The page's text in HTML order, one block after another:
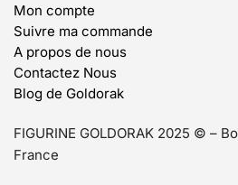
Mon compte
Suivre ma commande
A propos de nous
Contactez Nous
Blog de Goldorak
FIGURINE GOLDORAK 2025 © –
France